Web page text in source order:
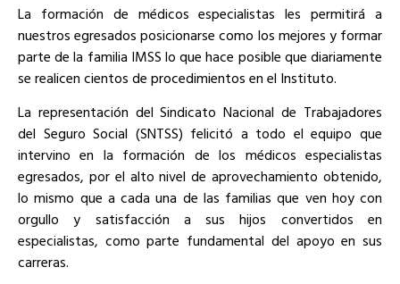
La formación de médicos especialistas les permitirá a
nuestros egresados posicionarse como los mejores y formar
parte de la familia IMSS lo que hace posible que diariamente
se realicen cientos de procedimientos en el Instituto.
La representación del Sindicato Nacional de Trabajadores
del Seguro Social (SNTSS) felicitó a todo el equipo que
intervino en la formación de los médicos especialistas
egresados, por el alto nivel de aprovechamiento obtenido,
lo mismo que a cada una de las familias que ven hoy con
orgullo y satisfacción a sus hijos convertidos en
especialistas, como parte fundamental del apoyo en sus
carreras.